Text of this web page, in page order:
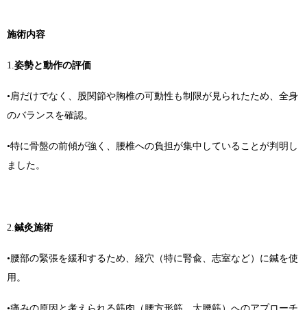
施術内容
1.姿勢と動作の評価
•肩だけでなく、股関節や胸椎の可動性も制限が見られたため、全身
のバランスを確認。
•特に骨盤の前傾が強く、腰椎への負担が集中していることが判明し
ました。
2. 鍼灸施術
•腰部の緊張を緩和するため、経穴（特に腎兪、志室など）に鍼を使
用。